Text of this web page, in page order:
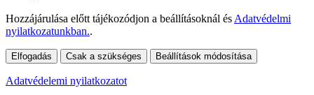
Hozzájárulása előtt tájékozódjon a beállításoknál és Adatvédelmi
nyilatkozatunkban..
Elfogadás Csak a szükséges Beállítások módosítása
Adatvédelemi nyilatkozatot